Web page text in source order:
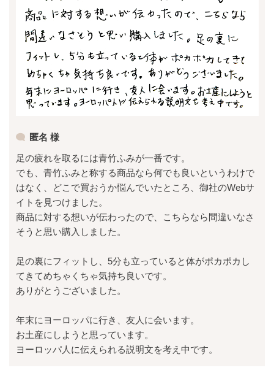
匿名 様
足の疲れを取るには青竹ふみが一番です。
でも、青竹ふみと称する商品なら何でも良いというわけで
はなく、どこで買おうか悩んでいたところ、御社のWebサ
イトを見つけました。
商品に対する想いが伝わったので、こちらなら間違いなさ
そうと思い購入しました。
足の裏にフィットし、5分も立っていると体がポカポカし
てきてめちゃくちゃ気持ち良いです。
ありがとうございました。
年末にヨーロッパに行き、友人に会います。
お土産にしようと思っています。
ヨーロッパ人に伝えられる説明文を考え中です。